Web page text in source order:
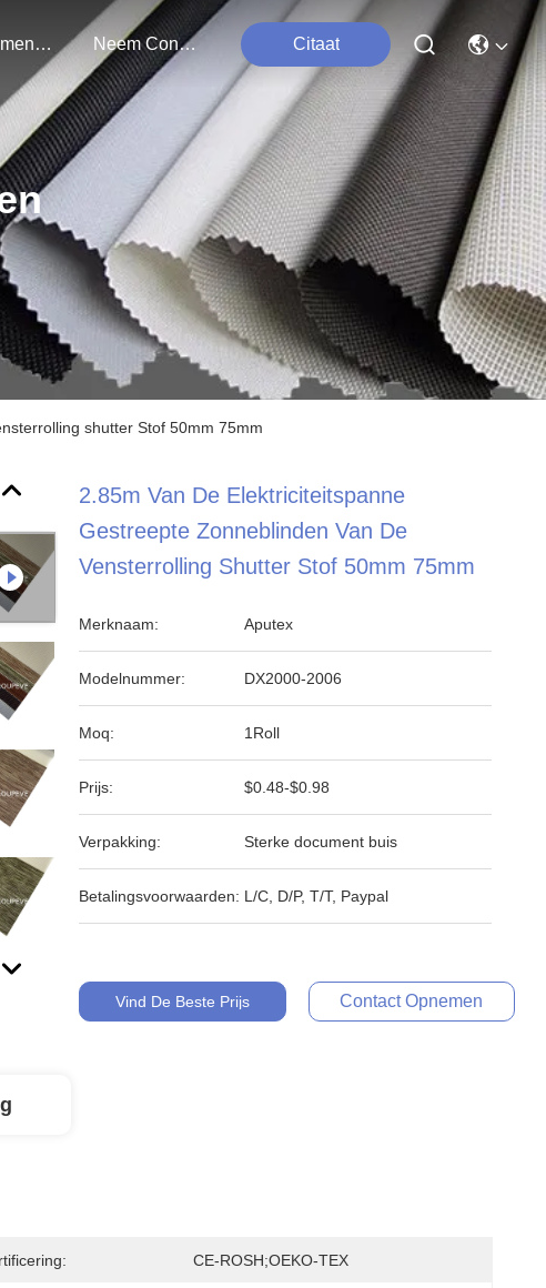
Evenementen Neem Contact Met Ons Op Citaat
shutter Stof 50mm 75mm
2.85m Van De Elektriciteitspanne
Gestreepte Zonneblinden Van De
Vensterrolling Shutter Stof 50mm 75mm
Merknaam: Aputex
Modelnummer: DX2000-2006
Moq: 1Roll
Prijs: $0.48-$0.98
Verpakking: Sterke document buis
Betalingsvoorwaarden: L/C, D/P, T/T, Paypal
Vind De Beste Prijs Contact Opnemen
CE-ROSH;OEKO-TEX